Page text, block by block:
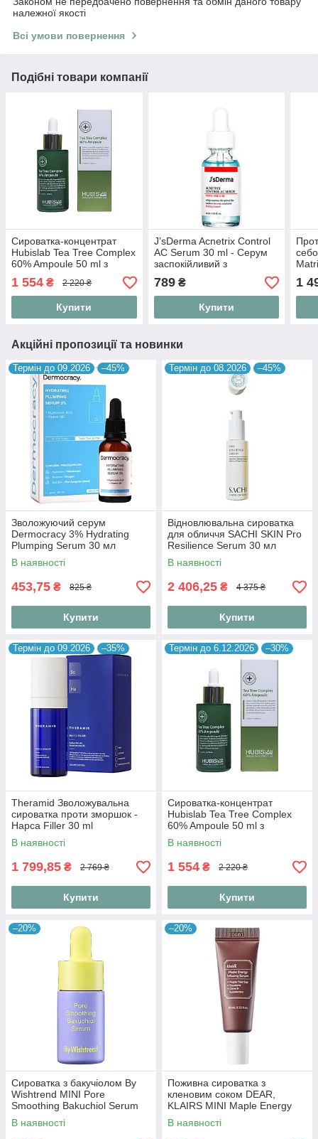
належної якості
Всі умови повернення
Подібні товари компанії
Сироватка-концентрат
Hubislab Tea Tree Complex
60% Ampoule 50 ml з
екстрактом чайного
дерева 60%
1 554 ₴ 2 220 ₴
Купити
J’sDerma Acnetrix Control
AC Serum 30 ml - Серум
заспокійливий з
ніацинамідом і цинком
789₴
Купити
1
Акційні пропозиції та новинки
Термін до 09.2026 –45%
Зволожуючий серум
Dermocracy 3% Hydrating
Plumping Serum 30 мл
В наявності
453,75 ₴ 825 ₴
Купити
Термін до 08.2026 –45%
Відновлювальна сироватка
для обличчя SACHI SKIN Pro
Resilience Serum 30 мл
В наявності
2 406,25 ₴ 4 375 ₴
Купити
Термін до 09.2026 –35%
Theramid Зволожувальна
сироватка проти зморшок -
Hapca Filler 30 ml
В наявності
1 799,85 ₴ 2 769 ₴
Купити
Термін до 6.12.2026 –30%
Сироватка-концентрат
Hubislab Tea Tree Complex
60% Ampoule 50 ml з
екстрактом чайного дерева
60%
В наявності
1 554 ₴ 2 220 ₴
Купити
–20%
Сироватка з бакучіолом By
Wishtrend MINI Pore
Smoothing Bakuchiol Serum
10 ml
В наявності
–20%
Поживна сироватка з
кленовим соком DEAR,
KLAIRS MINI Maple Energy
Infusing Serum 10 ml
В наявності